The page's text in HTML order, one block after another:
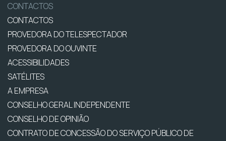
CONTACTOS
CONTACTOS
PROVEDORA DO TELESPECTADOR
PROVEDORA DO OUVINTE
ACESSIBILIDADES
SATÉLITES
A EMPRESA
CONSELHO GERAL INDEPENDENTE
CONSELHO DE OPINIÃO
CONTRATO DE CONCESSÃO DO SERVIÇO PÚBLICO DE